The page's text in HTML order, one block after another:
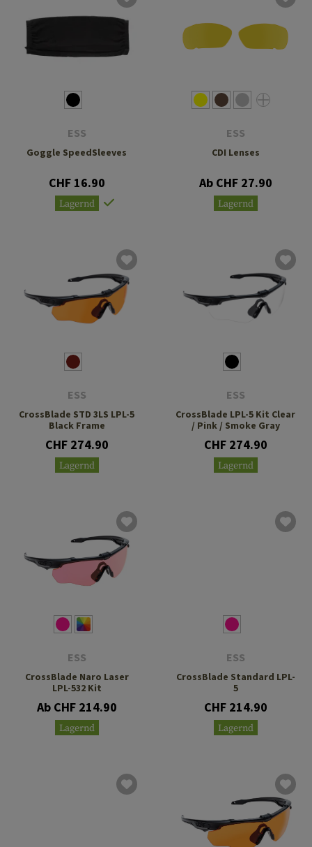
ESS
Goggle SpeedSleeves
CHF 16.90
Lagernd
ESS
CDI Lenses
Ab CHF 27.90
Lagernd
ESS
CrossBlade STD 3LS LPL-5
Black Frame
CHF 274.90
Lagernd
ESS
CrossBlade LPL-5 Kit Clear
/ Pink / Smoke Gray
CHF 274.90
Lagernd
ESS
CrossBlade Naro Laser
LPL-532 Kit
Ab CHF 214.90
Lagernd
ESS
CrossBlade Standard LPL-
5
CHF 214.90
Lagernd